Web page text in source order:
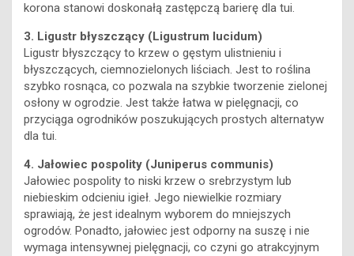
korona stanowi doskonałą zastępczą barierę dla tui.
3. Ligustr błyszczący (Ligustrum lucidum)
Ligustr błyszczący to krzew o gęstym ulistnieniu i
błyszczących, ciemnozielonych liściach. Jest to roślina
szybko rosnąca, co pozwala na szybkie tworzenie zielonej
osłony w ogrodzie. Jest także łatwa w pielęgnacji, co
przyciąga ogrodników poszukujących prostych alternatyw
dla tui.
4. Jałowiec pospolity (Juniperus communis)
Jałowiec pospolity to niski krzew o srebrzystym lub
niebieskim odcieniu igieł. Jego niewielkie rozmiary
sprawiają, że jest idealnym wyborem do mniejszych
ogrodów. Ponadto, jałowiec jest odporny na suszę i nie
wymaga intensywnej pielęgnacji, co czyni go atrakcyjnym